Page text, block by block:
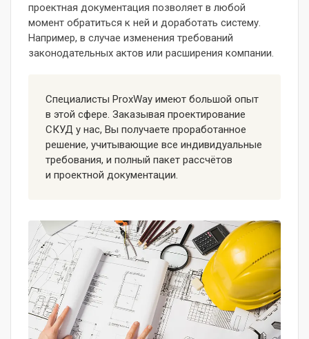
проектная документация позволяет в любой
момент обратиться к ней и доработать систему.
Например, в случае изменения требований
законодательных актов или расширения компании.
Специалисты ProxWay имеют большой опыт
в этой сфере. Заказывая проектирование
СКУД у нас, Вы получаете проработанное
решение, учитывающие все индивидуальные
требования, и полный пакет рассчётов
и проектной документации.